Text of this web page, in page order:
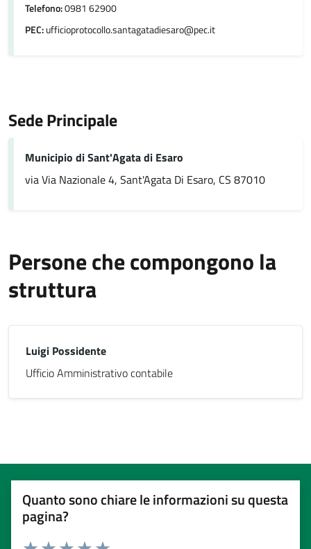
Telefono:0981 62900
PEC:ufficioprotocollo.santagatadiesaro@pec.it
Sede Principale
Municipio di Sant'Agata di Esaro
via Via Nazionale 4, Sant'Agata Di Esaro, CS 87010
Persone che compongono la
struttura
Luigi Possidente
Ufficio Amministrativo contabile
Quanto sono chiare le informazioni su questa
pagina?